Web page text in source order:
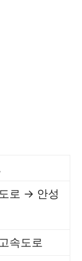
로 → 안성
속도로